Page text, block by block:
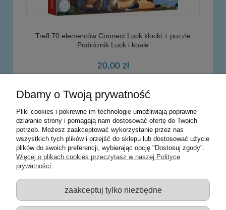
Trefl 70 elementów Connect Luck klocki + puzzle
Podróżnik Luck i koale
20,00 zł
do koszyka
Warunki zakupów
Moje konto
Informacje o sklepie
Sklep z zabawkami Łódź :: Hurownia zabawek :: Zabawki
edukacyjne :: Zestawy artystyczne :: Zabawki :: samochody Welly
Dbamy o Twoją prywatność
Pliki cookies i pokrewne im technologie umożliwiają poprawne
działanie strony i pomagają nam dostosować ofertę do Twoich
potrzeb. Możesz zaakceptować wykorzystanie przez nas
wszystkich tych plików i przejść do sklepu lub dostosować użycie
plików do swoich preferencji, wybierając opcję "Dostosuj zgody".
Więcej o plikach cookies przeczytasz w naszej Polityce
prywatności.
zaakceptuj tylko niezbędne